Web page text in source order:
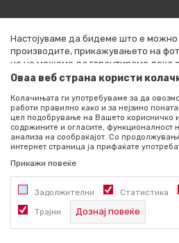
Настојуваме да бидеме што е
производите, прикажувањето на
но не можеме да гарантираме дека
комплетни и без грешки. Сите
секој момент. Расположливоста на
проверите со повик на +389 76 444
©2026 literatura.mk, Изработено од
задржани.
Оваа веб страна користи
Колачињата ги употребуваме за да
работи правилно како и за нејзино
цел подобрување на Вашето корисничко
содржините и огласите, функционалност
анализа на сообраќајот. Со
интернет страница ја прифаќате
Прикажи повеќе
Задолжителни Статистика
Трајни Дознај повеќе